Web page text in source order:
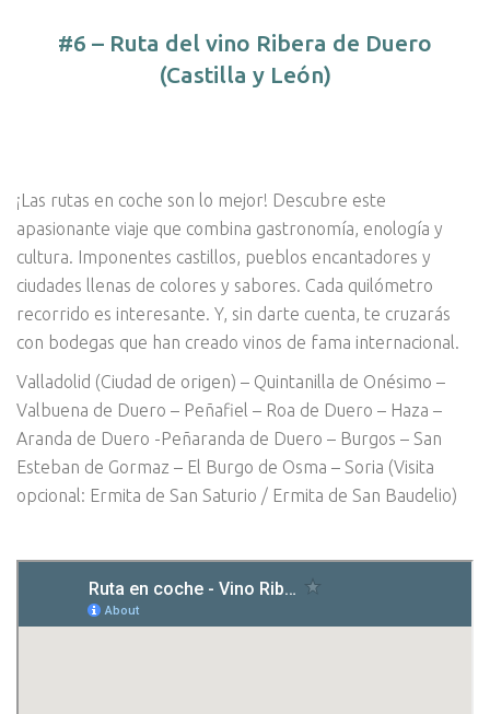
#6 – Ruta del vino Ribera de Duero
(Castilla y León)
¡Las rutas en coche son lo mejor! Descubre este
apasionante viaje que combina gastronomía, enología y
cultura. Imponentes castillos, pueblos encantadores y
ciudades llenas de colores y sabores. Cada quilómetro
recorrido es interesante. Y, sin darte cuenta, te cruzarás
con bodegas que han creado vinos de fama internacional.
Valladolid (Ciudad de origen) – Quintanilla de Onésimo –
Valbuena de Duero – Peñafiel – Roa de Duero – Haza –
Aranda de Duero -Peñaranda de Duero – Burgos – San
Esteban de Gormaz – El Burgo de Osma – Soria (Visita
opcional: Ermita de San Saturio / Ermita de San Baudelio)